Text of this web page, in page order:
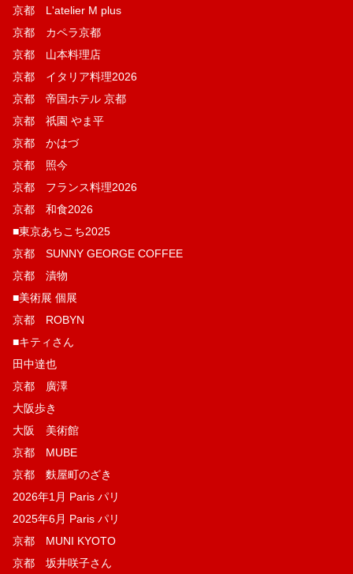
京都 L'atelier M plus
京都 カペラ京都
京都 山本料理店
京都 イタリア料理2026
京都 帝国ホテル 京都
京都 祇園 やま平
京都 かはづ
京都 照今
京都 フランス料理2026
京都 和食2026
■東京あちこち2025
京都 SUNNY GEORGE COFFEE
京都 漬物
■美術展 個展
京都 ROBYN
■キティさん
田中達也
京都 廣澤
大阪歩き
大阪 美術館
京都 MUBE
京都 麩屋町のざき
2026年1月 Paris パリ
2025年6月 Paris パリ
京都 MUNI KYOTO
京都 坂井咲子さん